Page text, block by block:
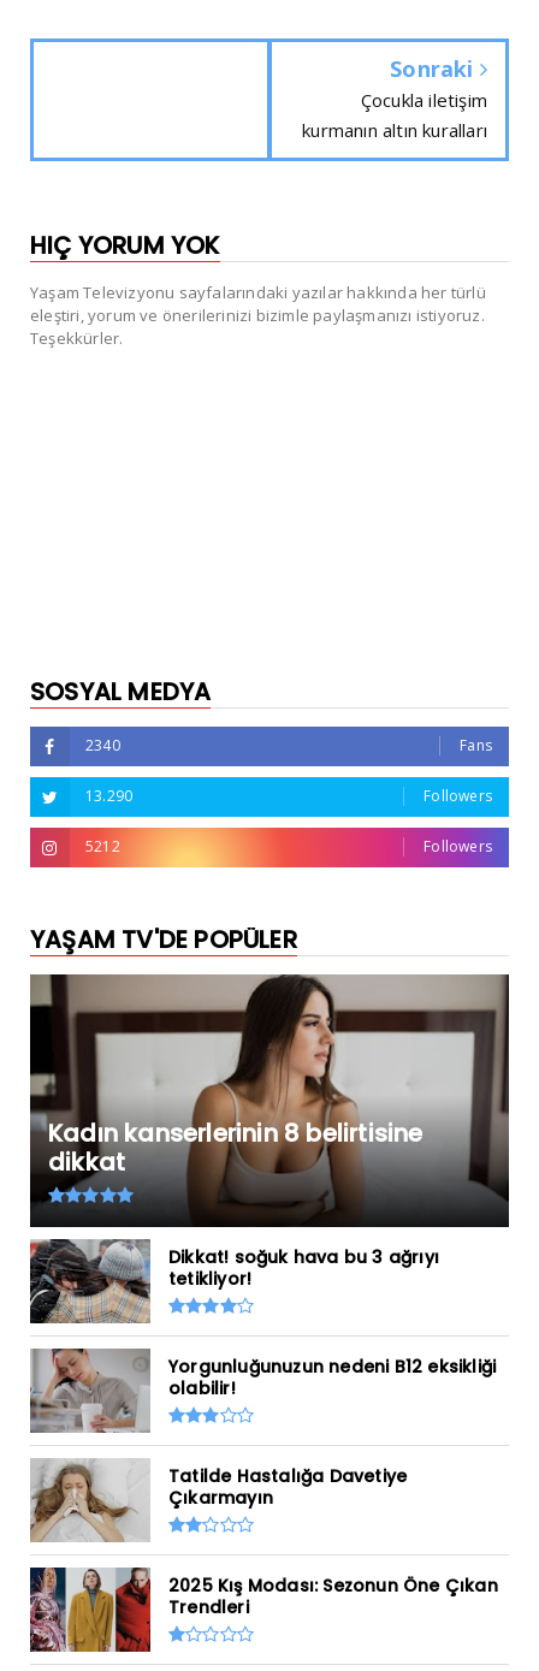
Sonraki
Çocukla iletişim
kurmanın altın kuralları
HIÇ YORUM YOK
Yaşam Televizyonu sayfalarındaki yazılar hakkında her türlü
eleştiri, yorum ve önerilerinizi bizimle paylaşmanızı istiyoruz.
Teşekkürler.
SOSYAL MEDYA
2340 Fans
13.290 Followers
5212 Followers
YAŞAM TV'DE POPÜLER
Kadın kanserlerinin 8 belirtisine
dikkat
Dikkat! soğuk hava bu 3 ağrıyı
tetikliyor!
Yorgunluğunuzun nedeni B12 eksikliği
olabilir!
Tatilde Hastalığa Davetiye
Çıkarmayın
2025 Kış Modası: Sezonun Öne Çıkan
Trendleri